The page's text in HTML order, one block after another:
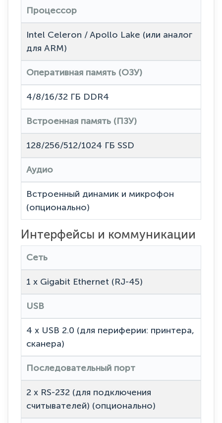
Процессор
Intel Celeron / Apollo Lake (или аналог
для ARM)
Оперативная память (ОЗУ)
4/8/16/32 ГБ DDR4
Встроенная память (ПЗУ)
128/256/512/1024 ГБ SSD
Аудио
Встроенный динамик и микрофон
(опционально)
Интерфейсы и коммуникации
Сеть
1 x Gigabit Ethernet (RJ-45)
USB
4 x USB 2.0 (для периферии: принтера,
сканера)
Последовательный порт
2 x RS-232 (для подключения
считывателей) (опционально)